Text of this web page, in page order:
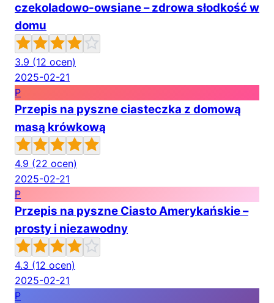
czekoladowo-owsiane – zdrowa słodkość w
domu
3.9 (12 ocen)
2025-02-21
P
Przepis na pyszne ciasteczka z domową
masą krówkową
4.9 (22 ocen)
2025-02-21
P
Przepis na pyszne Ciasto Amerykańskie –
prosty i niezawodny
4.3 (12 ocen)
2025-02-21
P